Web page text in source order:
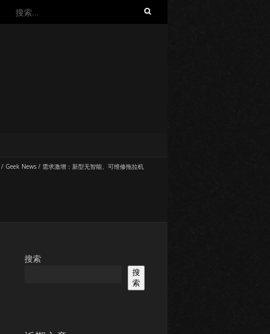
搜
/ Geek News / 需求激增：新型无智能、可维修拖拉机
搜索
搜
索